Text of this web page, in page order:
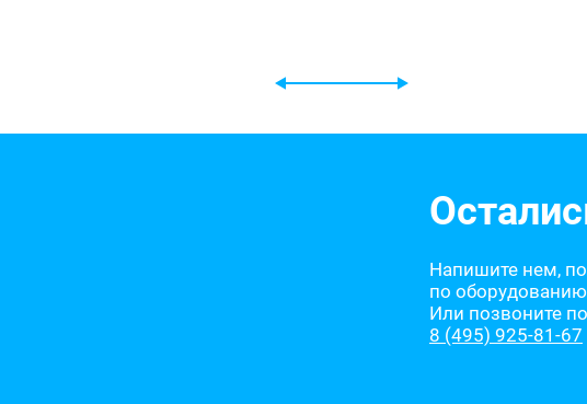
Напишите нем,
по
Или позвоните
8 (495) 925-81-67